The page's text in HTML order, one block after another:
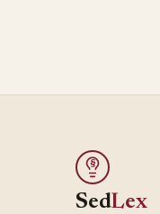
§
SedLex